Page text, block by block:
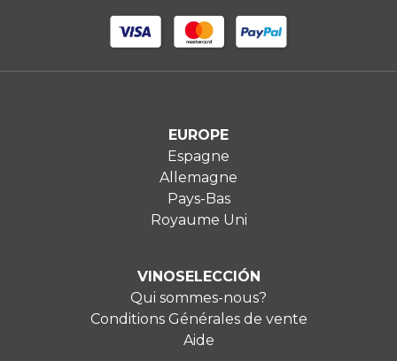
EUROPE
Espagne
Allemagne
Pays-Bas
Royaume Uni
VINOSELECCIÓN
Qui sommes-nous?
Conditions Générales de vente
Aide